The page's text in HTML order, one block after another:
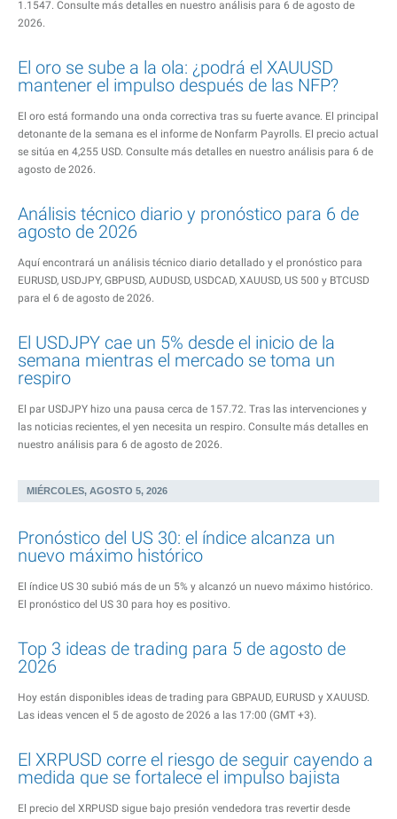
1.1547. Consulte más detalles en nuestro análisis para 6 de agosto de
2026.
El oro se sube a la ola: ¿podrá el XAUUSD
mantener el impulso después de las NFP?
El oro está formando una onda correctiva tras su fuerte avance. El principal
detonante de la semana es el informe de Nonfarm Payrolls. El precio actual
se sitúa en 4,255 USD. Consulte más detalles en nuestro análisis para 6 de
agosto de 2026.
Análisis técnico diario y pronóstico para 6 de
agosto de 2026
Aquí encontrará un análisis técnico diario detallado y el pronóstico para
EURUSD, USDJPY, GBPUSD, AUDUSD, USDCAD, XAUUSD, US 500 y BTCUSD
para el 6 de agosto de 2026.
El USDJPY cae un 5% desde el inicio de la
semana mientras el mercado se toma un
respiro
El par USDJPY hizo una pausa cerca de 157.72. Tras las intervenciones y
las noticias recientes, el yen necesita un respiro. Consulte más detalles en
nuestro análisis para 6 de agosto de 2026.
MIÉRCOLES, AGOSTO 5, 2026
Pronóstico del US 30: el índice alcanza un
nuevo máximo histórico
El índice US 30 subió más de un 5% y alcanzó un nuevo máximo histórico.
El pronóstico del US 30 para hoy es positivo.
Top 3 ideas de trading para 5 de agosto de
2026
Hoy están disponibles ideas de trading para GBPAUD, EURUSD y XAUUSD.
Las ideas vencen el 5 de agosto de 2026 a las 17:00 (GMT +3).
El XRPUSD corre el riesgo de seguir cayendo a
medida que se fortalece el impulso bajista
El precio del XRPUSD sigue bajo presión vendedora tras revertir desde